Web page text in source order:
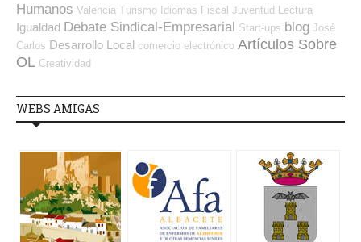
Humanos Valencia Turismo Idiomas Fiscal Juventud Lectura
Igualdad Debate Sindical-Empresarial Start-ups blog José
Carlos Desarrollo Local comercio electrónico Artículos Sobre
OL Creatividad
WEBS AMIGAS